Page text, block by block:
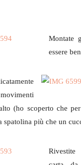
Montate
essere
(ho scoperto che
spatolina più che un